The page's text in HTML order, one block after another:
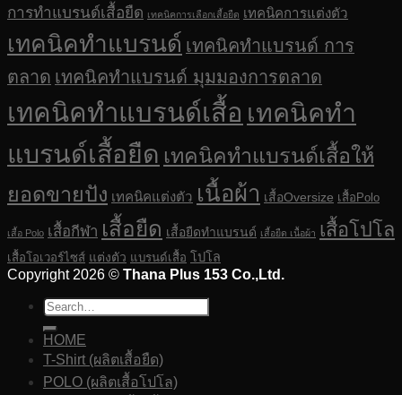
การทำแบรนด์เสื้อยืด เทคนิคการเลือกเสื้อยืด เทคนิคการแต่งตัว
เทคนิคทำแบรนด์ เทคนิคทำแบรนด์ การ
ตลาด เทคนิคทำแบรนด์ มุมมองการตลาด
เทคนิคทำแบรนด์เสื้อ เทคนิคทำ
แบรนด์เสื้อยืด เทคนิคทำแบรนด์เสื้อให้
ยอดขายปัง เทคนิคแต่งตัว เนื้อผ้า เสื้อOversize เสื้อPolo
เสื้อ Polo เสื้อกีฬา เสื้อยืด เสื้อยืดทำแบรนด์ เสื้อยืด เนื้อผ้า เสื้อโปโล
เสื้อโอเวอร์ไซส์ แต่งตัว แบรนด์เสื้อ โปโล
Copyright 2026 © Thana Plus 153 Co.,Ltd.
HOME
T-Shirt (ผลิตเสื้อยืด)
POLO (ผลิตเสื้อโปโล)